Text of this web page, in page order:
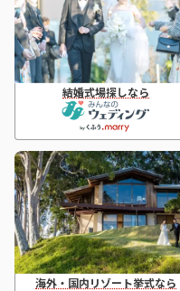
結婚式場探しなら
海外・国内リゾート挙式なら